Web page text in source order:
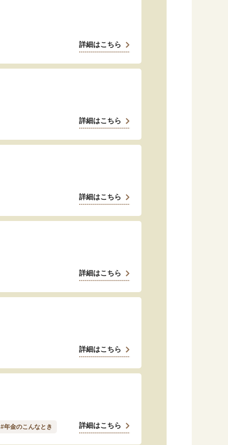
「家計」に関する記事
くらしすとについて
サイトマップ
詳細はこちら
詳細はこちら
詳細はこちら
詳細はこちら
詳細はこちら
#年金のこんなとき 詳細はこちら